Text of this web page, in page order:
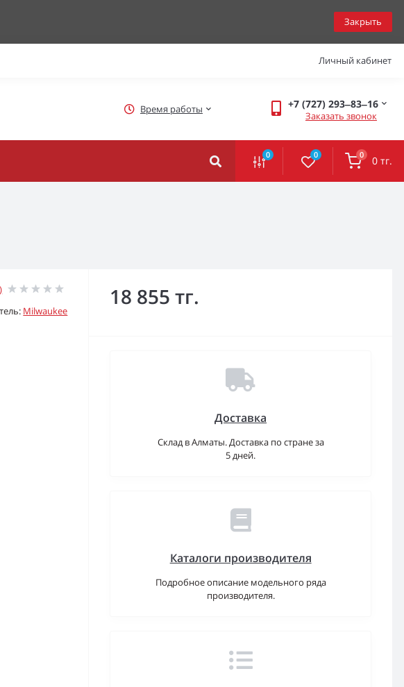
Закрыть
Личный кабинет
Время работы +7 (727) 293‒83‒16
Заказать звонок
0 0 0 0 тг.
Milwaukee
18 855 тг.
Доставка
Склад в Алматы. Доставка по стране за
5 дней.
Каталоги производителя
Подробное описание модельного ряда
производителя.